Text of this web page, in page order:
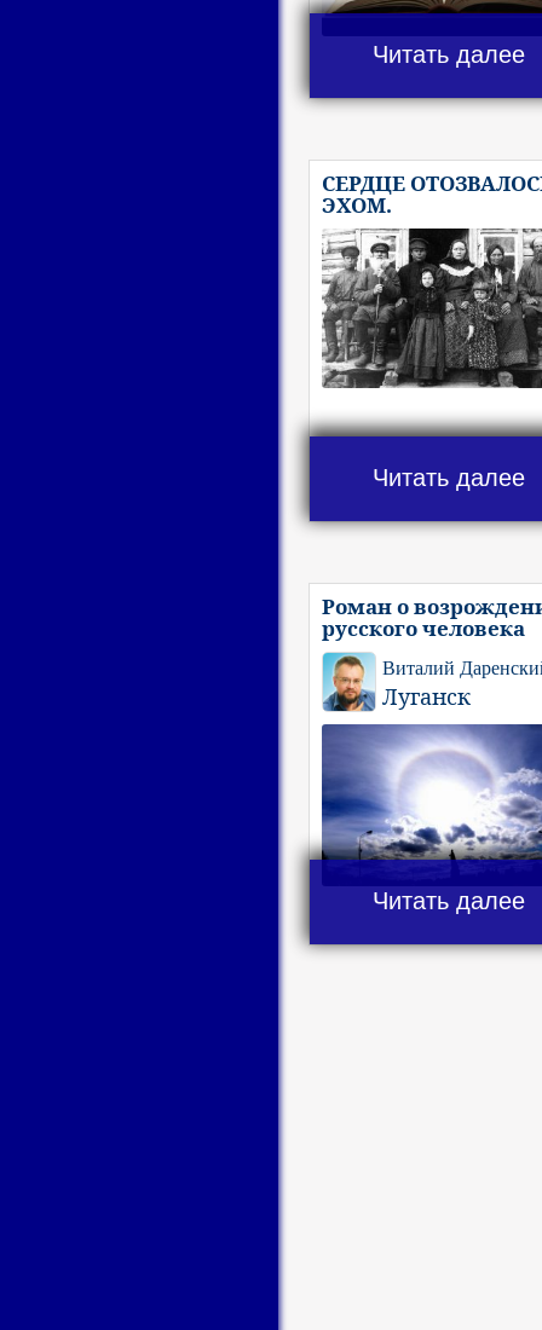
Читать далее
СЕРДЦЕ
ЭХОМ.
Читать далее
Роман о
русского человека
Виталий
Луганск
Читать далее